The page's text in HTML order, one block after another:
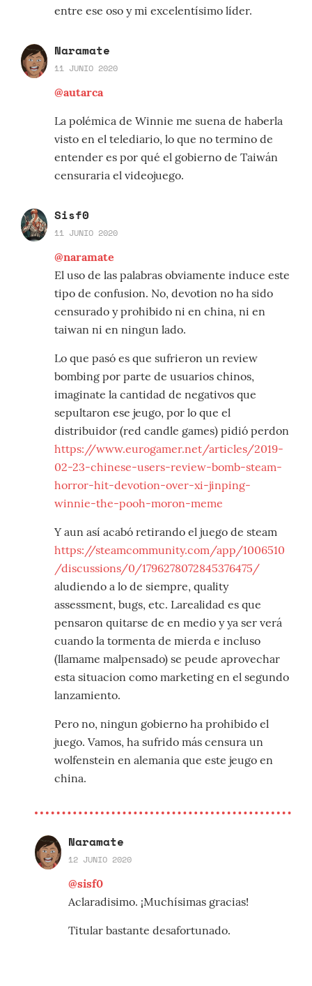
entre ese oso y mi excelentísimo líder.
Naramate
11 JUNIO 2020
@autarca
La polémica de Winnie me suena de haberla
visto en el telediario, lo que no termino de
entender es por qué el gobierno de Taiwán
censuraria el videojuego.
Sisf0
11 JUNIO 2020
@naramate
El uso de las palabras obviamente induce este
tipo de confusion. No, devotion no ha sido
censurado y prohibido ni en china, ni en
taiwan ni en ningun lado.
Lo que pasó es que sufrieron un review
bombing por parte de usuarios chinos,
imaginate la cantidad de negativos que
sepultaron ese jeugo, por lo que el
distribuidor (red candle games) pidió perdon
https://www.eurogamer.net/articles/2019-
02-23-chinese-users-review-bomb-steam-
horror-hit-devotion-over-xi-jinping-
winnie-the-pooh-moron-meme
Y aun así acabó retirando el juego de steam
https://steamcommunity.com/app/1006510
/discussions/0/1796278072845376475/
aludiendo a lo de siempre, quality
assessment, bugs, etc. Larealidad es que
pensaron quitarse de en medio y ya ser verá
cuando la tormenta de mierda e incluso
(llamame malpensado) se peude aprovechar
esta situacion como marketing en el segundo
lanzamiento.
Pero no, ningun gobierno ha prohibido el
juego. Vamos, ha sufrido más censura un
wolfenstein en alemania que este jeugo en
china.
Naramate
12 JUNIO 2020
@sisf0
Aclaradisimo. ¡Muchísimas gracias!
Titular bastante desafortunado.